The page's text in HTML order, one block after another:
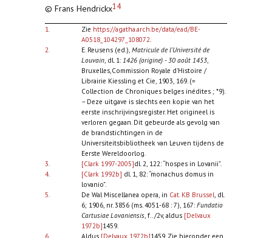
© Frans Hendrickx14
1. Zie https://agatha.arch.be/data/ead/BE-
A0518_104297_108072
2.
E. Reusens (ed.), Matricule de l'Université de
Louvain, dl. 1: 1426 (origine) - 30 août 1453,
Bruxelles,Commission Royale d'Histoire /
Librairie Kiessling et Cie, 1903, 169. (=
Collection de Chroniques belges inédites ; *9).
– Deze uitgave is slechts een kopie van het
eerste inschrijvingsregister. Het origineel is
verloren gegaan. Dit gebeurde als gevolg van
de brandstichtingen in de
Universiteitsbibliotheek van Leuven tijdens de
Eerste Wereldoorlog.
3.
[Clark 1997-2005]dl. 2, 122: “hospes in Lovanii”.
4.
[Clark 1992b] dl. 1, 82: “monachus domus in
lovanio”.
5.
De Wal Miscellanea opera, in Cat. KB Brussel , dl.
6; 1906, nr. 3856 (ms. 4051-68 : 7), 167:Fundatio
Cartusiae Lovaniensis, f.. /2v, aldus [Delvaux
1972b]1459.
6.
Aldus [Delvaux 1972b]1459. Zie hieronder een